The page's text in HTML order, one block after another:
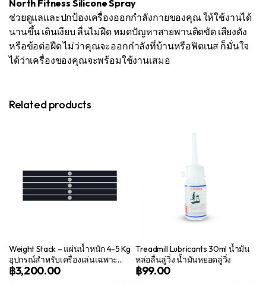
North Fitness Silicone Spray
ช่วยดูแลและปกป้องเครื่องออกกำลังกายของคุณ ให้ใช้งานได้
นานขึ้น เดินเงียบ ลื่นไม่ฝืด หมดปัญหาสายพานติดขัด เสียงดัง
หรือข้อต่อฝืด ไม่ว่าคุณจะออกกำลังที่บ้านหรือฟิตเนส ก็มั่นใจ
ได้ว่าเครื่องของคุณจะพร้อมใช้งานเสมอ
Related products
Weight Stack – แผ่นน้ำหนัก 4-5 Kg
อุปกรณ์สำหรับเครื่องเล่นเฉพาะ
ส่วน
฿3,200.00
Treadmill Lubricants 30ml น้ำมัน
หล่อลื่นลู่วิ่ง น้ำมันหยอดลู่วิ่ง
฿99.00